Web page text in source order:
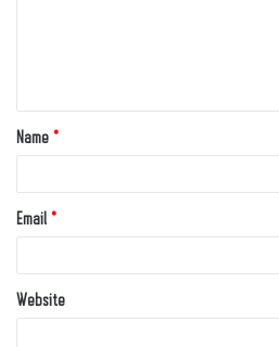
Name *
Email *
Website